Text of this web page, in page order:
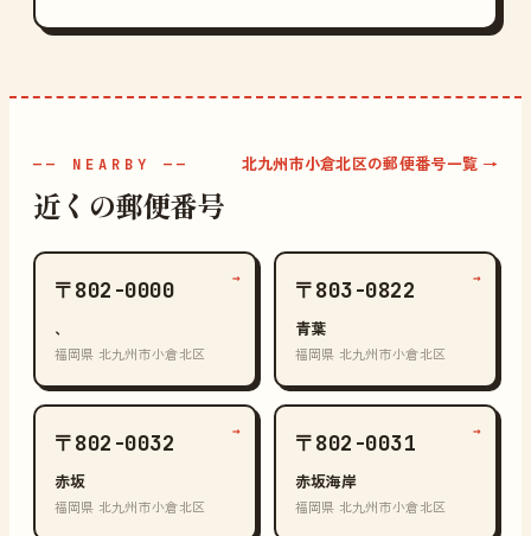
—— NEARBY ——
近くの郵便番号
北九州市小倉北区の郵便番号一覧 →
〒802-0000
、
福岡県 北九州市小倉北区
→ 〒803-0822
青葉
福岡県 北九州市小倉北区
→
〒802-0032
赤坂
福岡県 北九州市小倉北区
→ 〒802-0031
赤坂海岸
福岡県 北九州市小倉北区
→